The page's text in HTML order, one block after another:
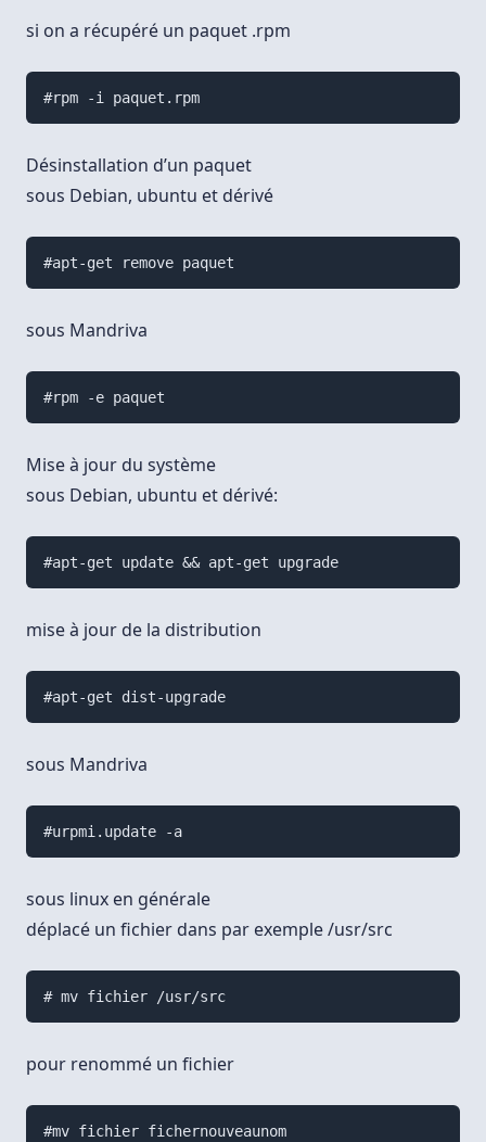
si on a récupéré un paquet .rpm
#rpm -i paquet.rpm
Désinstallation d’un paquet
sous Debian, ubuntu et dérivé
#apt-get remove paquet
sous Mandriva
#rpm -e paquet
Mise à jour du système
sous Debian, ubuntu et dérivé:
#apt-get update && apt-get upgrade
mise à jour de la distribution
#apt-get dist-upgrade
sous Mandriva
#urpmi.update -a
sous linux en générale
déplacé un fichier dans par exemple /usr/src
# mv fichier /usr/src
pour renommé un fichier
#mv fichier fichernouveaunom